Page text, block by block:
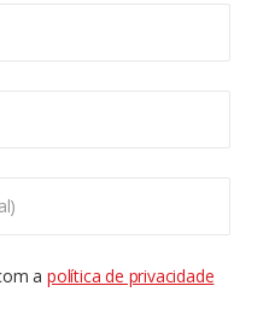
apolítica de privacidade